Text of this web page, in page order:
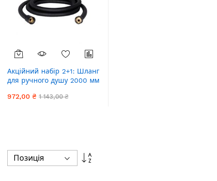
Акційний набір 2+1: Шланг
для ручного душу 2000 мм
Black Matt
972,00 ₴ 1 143,00 ₴
Сортувати